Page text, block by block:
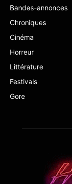
Bandes-annonces
Chroniques
Cinéma
Horreur
Littérature
Festivals
Gore